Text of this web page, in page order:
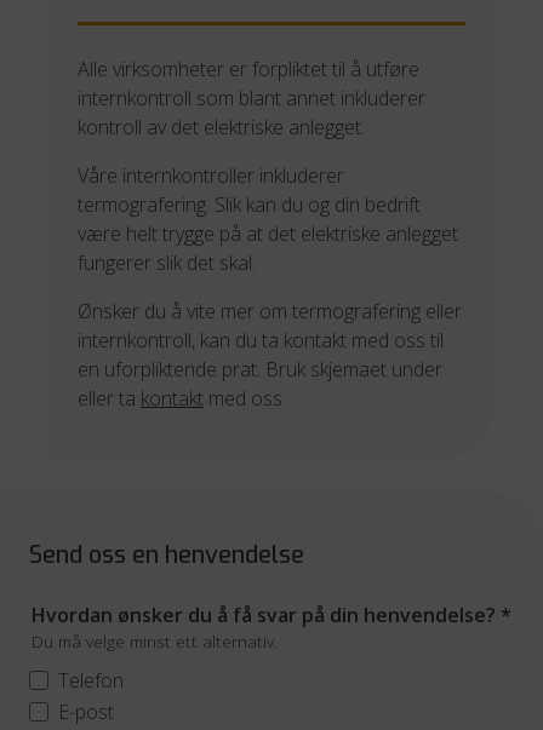
Alle virksomheter er forpliktet til å utføre
internkontroll som blant annet inkluderer
kontroll av det elektriske anlegget.
Våre internkontroller inkluderer
termografering. Slik kan du og din bedrift
være helt trygge på at det elektriske anlegget
fungerer slik det skal.
Ønsker du å vite mer om termografering eller
internkontroll, kan du ta kontakt med oss til
en uforpliktende prat. Bruk skjemaet under
eller ta kontakt med oss.
Send oss en henvendelse
Hvordan ønsker du å få svar på din henvendelse? *
Du må velge minst ett alternativ.
Telefon
E-post